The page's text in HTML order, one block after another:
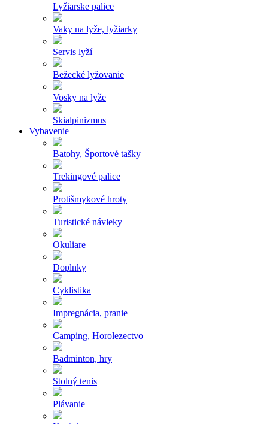
Lyžiarske palice
Vaky na lyže, lyžiarky
Servis lyží
Bežecké lyžovanie
Vosky na lyže
Skialpinizmus
Vybavenie
Batohy, Športové tašky
Trekingové palice
Protišmykové hroty
Turistické návleky
Okuliare
Doplnky
Cyklistika
Impregnácia, pranie
Camping, Horolezectvo
Badminton, hry
Stolný tenis
Plávanie